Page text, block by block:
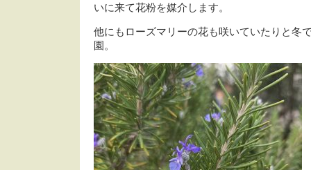
いに来て花粉を媒介します。
他にもローズマリーの花も咲いていたりと冬
園。